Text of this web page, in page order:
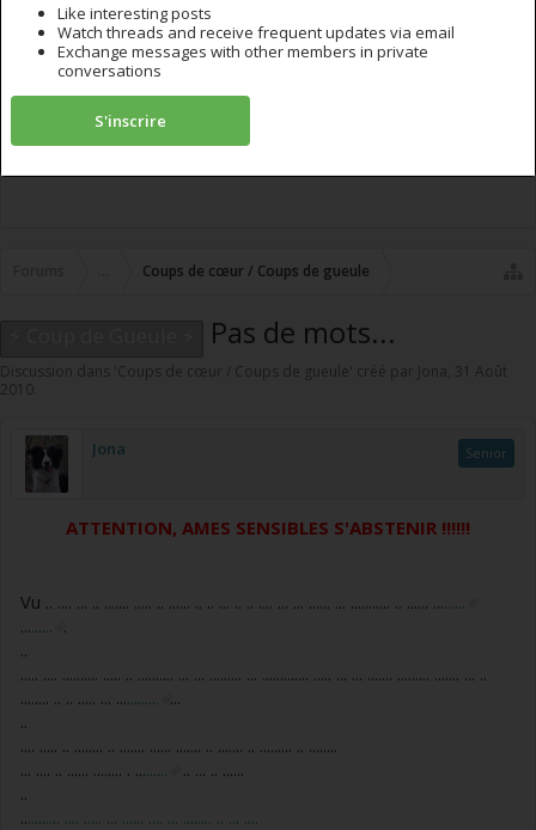
Coups de cœur / Coups de gueule
Pas de mots...
Discussion dans 'Coups de cœur / Coups de gueule ' créé par Jona, 31 Août
2010
Jona Senior
ATTENTION, AMES SENSIBLES S'ABSTENIR !!!!!!
Vu .. .... ... .. ....... ..... .. ...... .. .. ... .. .. .... ... ... ...... ... ........... .. ...... .........
......... .
..
..... .... .......... ..... .. .......... ... ... ......... ... ............. ..... ... ... ....... ......... ....... ... ..
........ .. .. ..... ... ............ ...
..
.... ..... .. ........ .. ....... ...... ....... .. ....... .. ......... .. ........
... .... .. ...... ........ . .........
.. ... .. ......
..
........... .... ..... ... ...... .... ... ........ .. ... ....
Like interesting posts
Watch threads and receive frequent updates via email
Exchange messages with other members in private
conversations
S'inscrire